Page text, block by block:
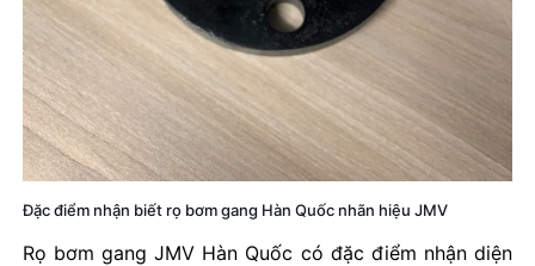
Đặc điểm nhận biết rọ bơm gang Hàn Quốc nhãn hiệu JMV
Rọ bơm gang JMV Hàn Quốc có đặc điểm nhận diện